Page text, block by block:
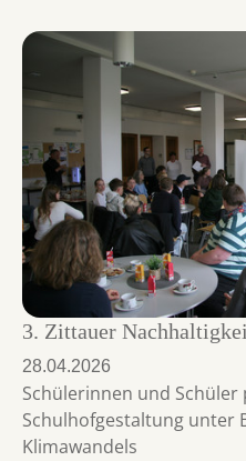
3. Zittauer
28.04.2026
Schülerinnen und
Schulhofgestaltung unter
Klimawandels